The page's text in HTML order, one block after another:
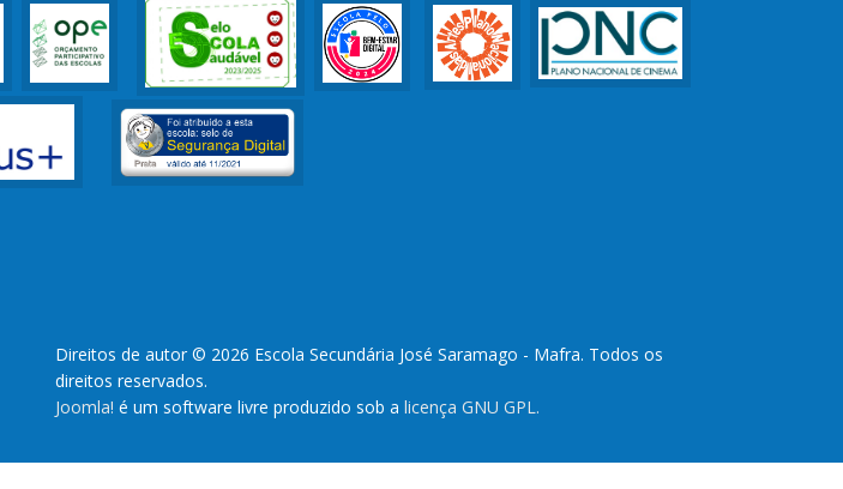
Direitos de autor © 2026 Escola Secundária José Saramago - Mafra. Todos os
direitos reservados.
Joomla! é um software livre produzido sob a licença GNU GPL.